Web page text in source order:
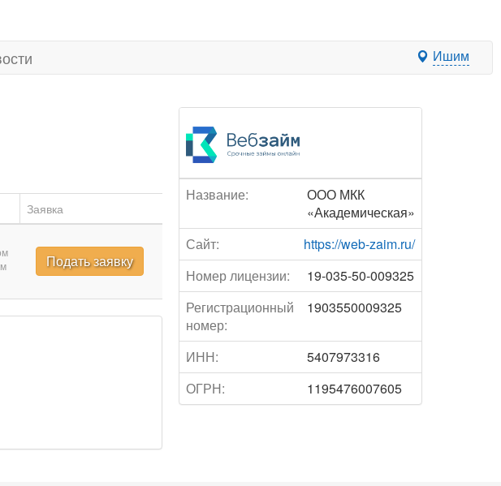
Ишим
Заявка
Подать заявку
Название:
ООО МКК
«Академическая»
Сайт:
https://web-zaim.ru/
Номер лицензии:
19-035-50-009325
Регистрационный
номер:
1903550009325
ИНН:
5407973316
ОГРН:
1195476007605